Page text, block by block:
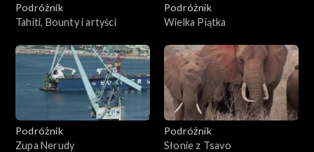
Podróżnik
Tahiti, Bounty i artyści
Podróżnik
Wielka Piątka
Podróżnik
Zupa Nerudy
Podróżnik
Słonie z Tsavo